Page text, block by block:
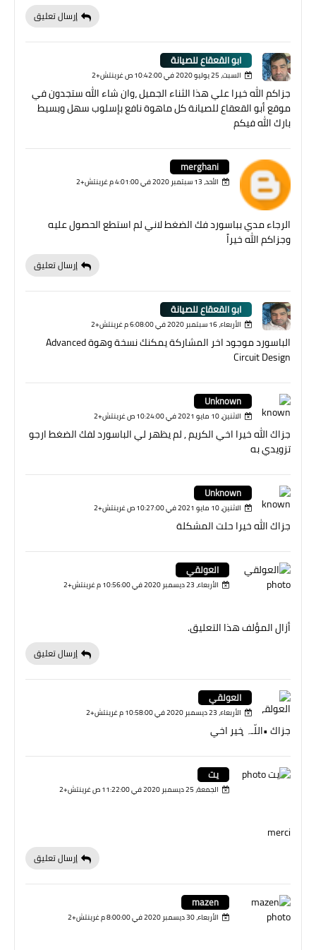
إرسال تعليق
ابو القعقاع للصيانة
السبت، 25 يوليو 2020 في 10:42:00 ص غرينتش+2
جزاكم الله خيرا علي هذا الثناء الجميل ،وان شاء الله ستجدون في
موقع أبو القعقاع للصيانة كل ماهوة نافع بإسلوب سهل وبسيط
بارك الله فيكم
merghani
الأحد، 13 سبتمبر 2020 في 4:01:00 م غرينتش+2
الرجاء مدي بباسورد فك الضغط لاني لم استطع الحصول عليه
وجزاكم الله خيراً
إرسال تعليق
ابو القعقاع للصيانة
الأربعاء، 16 سبتمبر 2020 في 6:08:00 م غرينتش+2
الباسورد موجود اخر المشاركة يمكنك نسخة وهوة Advanced
Circuit Design
Unknown
الاثنين، 10 مايو 2021 في 10:24:00 ص غرينتش+2
جزاك الله خيرا اخي الكريم , لم يظهر لي الباسورد لفك الضغط ارجو
تزويدي به
Unknown
الاثنين، 10 مايو 2021 في 10:27:00 ص غرينتش+2
جزاك الله خيرا حلت المشكلة
العولقي
الأربعاء، 23 ديسمبر 2020 في 10:56:00 م غرينتش+2
أزال المؤلف هذا التعليق.
إرسال تعليق
العولقي
الأربعاء، 23 ديسمبر 2020 في 10:58:00 م غرينتش+2
جزاك •اللّـہ̣̥ خير اخي
يت
الجمعة، 25 ديسمبر 2020 في 11:22:00 ص غرينتش+2
merci
إرسال تعليق
mazen
الأربعاء، 30 ديسمبر 2020 في 8:00:00 م غرينتش+2